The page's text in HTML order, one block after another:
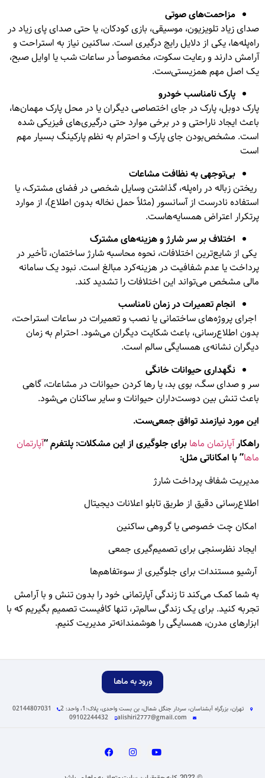
مزاحمت‌های صوتی
صدای زیاد تلویزیون، موسیقی، بازی کودکان، یا حتی صدای پای زیاد در
راه‌پله‌ها، یکی از دلایل رایج درگیری است. ساکنین نیاز به استراحت و
آرامش دارند و رعایت سکوت، مخصوصاً در ساعات شب یا اوایل صبح،
یک اصل مهم همزیستی‌ست.
پارک نامناسب خودرو
پارک دوبل، پارک در جای اختصاصی دیگران یا در محل پارک مهمان‌ها،
باعث ایجاد ناراحتی و در برخی موارد حتی درگیری‌های فیزیکی شده
است. مشخص‌بودن جای پارک و احترام به نظم پارکینگ بسیار مهم
است
بی‌توجهی به نظافت مشاعات
ریختن زباله در راه‌پله، گذاشتن وسایل شخصی در فضای مشترک، یا
استفاده نادرست از آسانسور (مثلاً حمل نخاله بدون اطلاع)، از موارد
پرتکرار اعتراض همسایه‌هاست.
اختلاف بر سر شارژ و هزینه‌های مشترک
یکی از شایع‌ترین اختلافات، نحوه محاسبه شارژ ساختمان، تأخیر در
پرداخت یا عدم شفافیت در هزینه‌کرد مبالغ است. نبود یک سامانه
مالی مشخص می‌تواند این اختلافات را تشدید کند.
انجام تعمیرات در زمان نامناسب
اجرای پروژه‌های ساختمانی یا نصب و تعمیرات در ساعات استراحت،
بدون اطلاع‌رسانی، باعث شکایت دیگران می‌شود. احترام به زمان
دیگران نشانه‌ی همسایگی سالم است.
نگهداری حیوانات خانگی
سر و صدای سگ، بوی بد، یا رها کردن حیوانات در مشاعات، گاهی
باعث تنش بین دوست‌داران حیوانات و سایر ساکنان می‌شود.
این مورد نیازمند توافق جمعی‌ست.
راهکارآپارتمان ماها برای جلوگیری از این مشکلات: پلتفرم “آپارتمان
ماها” با امکاناتی مثل:
مدیریت شفاف پرداخت شارژ
اطلاع‌رسانی دقیق از طریق تابلو اعلانات دیجیتال
امکان چت خصوصی یا گروهی ساکنین
ایجاد نظرسنجی برای تصمیم‌گیری جمعی
آرشیو مستندات برای جلوگیری از سوءتفاهم‌ها
به شما کمک می‌کند تا زندگی آپارتمانی خود را بدون تنش و با آرامش
تجربه کنید. برای یک زندگی سالم‌تر، تنها کافیست تصمیم بگیریم که با
ابزارهای مدرن، همسایگی را هوشمندانه‌تر مدیریت کنیم.
تهران، بزرگراه آبشناسان، سردار جنگل شمال، بن بست واحدی، پلاک:1، واحد: 2
02144807031
alishiri2777@gmail.com
09102244432
ورود به ماها